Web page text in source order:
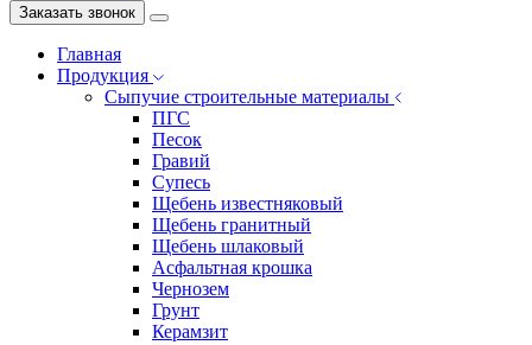
Заказать звонок
Главная
Продукция
Сыпучие строительные материалы
ПГС
Песок
Гравий
Супесь
Щебень известняковый
Щебень гранитный
Щебень шлаковый
Асфальтная крошка
Чернозем
Грунт
Керамзит